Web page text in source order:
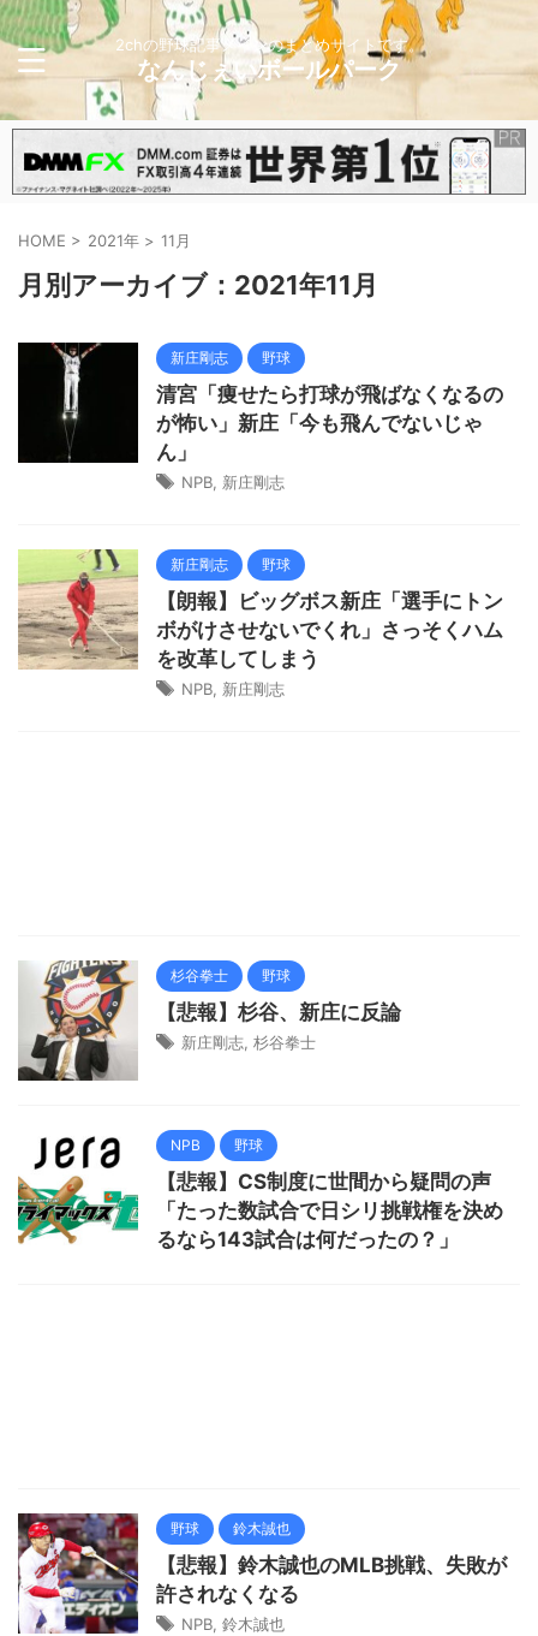
2chの野球記事メインのまとめサイトです。
なんじぇいボールパーク
HOME > 2021年 > 11月
月別アーカイブ：2021年11月
新庄剛志 野球
清宮「痩せたら打球が飛ばなくなるの
が怖い」新庄「今も飛んでないじゃ
ん」
NPB 新庄剛志
新庄剛志 野球
【朗報】ビッグボス新庄「選手にトン
ボがけさせないでくれ」さっそくハム
を改革してしまう
NPB 新庄剛志
杉谷拳士 野球
【悲報】杉谷、新庄に反論
新庄剛志 杉谷拳士
NPB 野球
【悲報】CS制度に世間から疑問の声
「たった数試合で日シリ挑戦権を決め
るなら143試合は何だったの？」
野球 鈴木誠也
【悲報】鈴木誠也のMLB挑戦、失敗が
許されなくなる
NPB 鈴木誠也